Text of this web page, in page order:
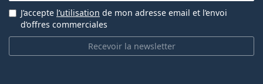
Recevoir la newsletter
J’accepte l’utilisation de mon adresse email et l’envoi
d’offres commerciales